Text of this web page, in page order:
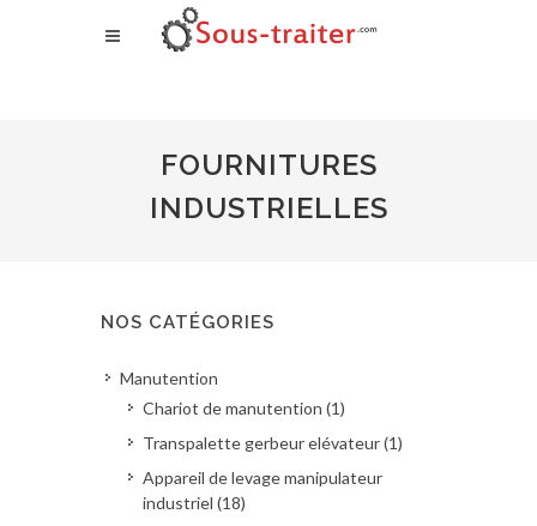
FOURNITURES
INDUSTRIELLES
NOS CATÉGORIES
Manutention
Chariot de manutention (1)
Transpalette gerbeur elévateur (1)
Appareil de levage manipulateur
industriel (18)